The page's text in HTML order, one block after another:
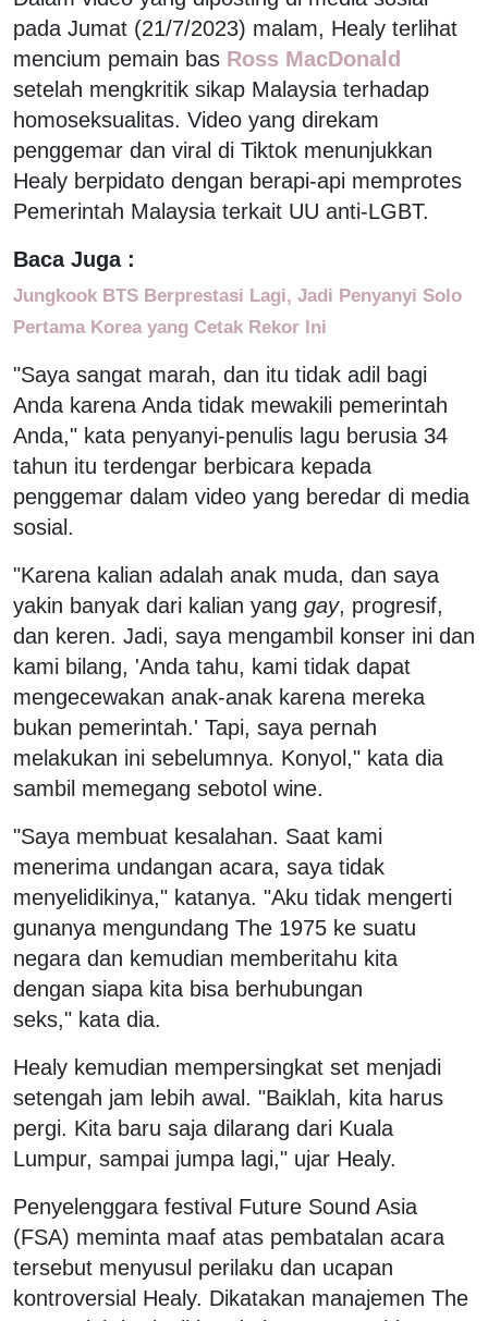
pada Jumat (21/7/2023) malam, Healy terlihat
mencium pemain bas Ross MacDonald
setelah mengkritik sikap Malaysia terhadap
homoseksualitas. Video yang direkam
penggemar dan viral di Tiktok menunjukkan
Healy berpidato dengan berapi-api memprotes
Pemerintah Malaysia terkait UU anti-LGBT.
Baca Juga :
Jungkook BTS Berprestasi Lagi, Jadi Penyanyi Solo
Pertama Korea yang Cetak Rekor Ini
"Saya sangat marah, dan itu tidak adil bagi
Anda karena Anda tidak mewakili pemerintah
Anda," kata penyanyi-penulis lagu berusia 34
tahun itu terdengar berbicara kepada
penggemar dalam video yang beredar di media
sosial.
"Karena kalian adalah anak muda, dan saya
yakin banyak dari kalian yang gay, progresif,
dan keren. Jadi, saya mengambil konser ini dan
kami bilang, 'Anda tahu, kami tidak dapat
mengecewakan anak-anak karena mereka
bukan pemerintah.' Tapi, saya pernah
melakukan ini sebelumnya. Konyol," kata dia
sambil memegang sebotol wine.
"Saya membuat kesalahan. Saat kami
menerima undangan acara, saya tidak
menyelidikinya," katanya. "Aku tidak mengerti
gunanya mengundang The 1975 ke suatu
negara dan kemudian memberitahu kita
dengan siapa kita bisa berhubungan
seks," kata dia.
Healy kemudian mempersingkat set menjadi
setengah jam lebih awal. "Baiklah, kita harus
pergi. Kita baru saja dilarang dari Kuala
Lumpur, sampai jumpa lagi," ujar Healy.
Penyelenggara festival Future Sound Asia
(FSA) meminta maaf atas pembatalan acara
tersebut menyusul perilaku dan ucapan
kontroversial Healy. Dikatakan manajemen The